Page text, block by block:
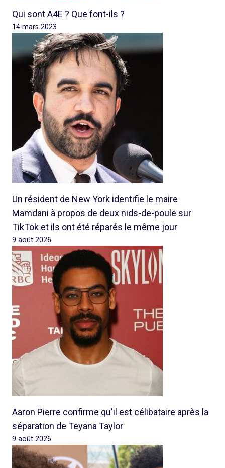
Qui sont A4E ? Que font-ils ?
14 mars 2023
Un résident de New York identifie le maire
Mamdani à propos de deux nids-de-poule sur
TikTok et ils ont été réparés le même jour
9 août 2026
Aaron Pierre confirme qu'il est célibataire après la
séparation de Teyana Taylor
9 août 2026